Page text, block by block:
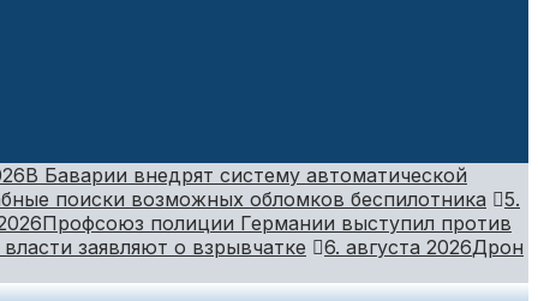
В Баварии внедрят систему автоматической
поиски возможных обломков беспилотника
5.
Профсоюз полиции Германии выступил против
заявляют о взрывчатке
6. августа 2026Дрон